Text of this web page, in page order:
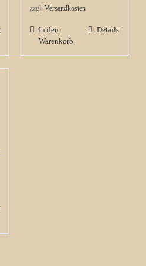
zzgl. Versandkosten
In den
Warenkorb
Details